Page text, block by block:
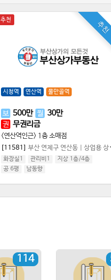
추천
추천
시청역 연산역 물만골역
보 500만 월 30만
권 무권리금
<연산역인근> 1층 소매점
[11581] 부산 연제구 연산동 상업용 상가점포
화장실1 관리비1 지상 1층/4층
공 6평
남동향
114